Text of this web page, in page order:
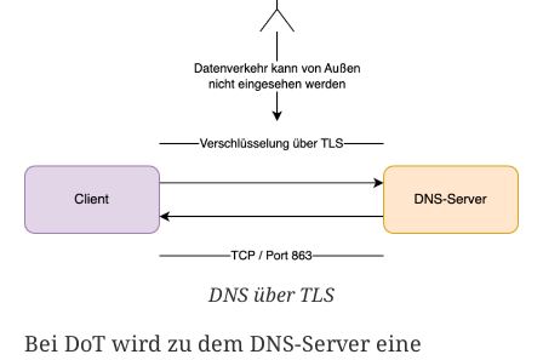
DNS über TLS
Bei DoT wird zu dem DNS-Server eine